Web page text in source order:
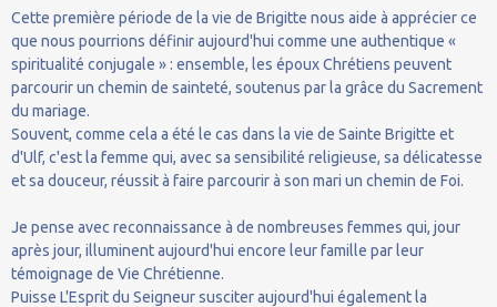
Cette première période de la vie de Brigitte nous aide à apprécier ce
que nous pourrions définir aujourd'hui comme une authentique «
spiritualité conjugale » : ensemble, les époux Chrétiens peuvent
parcourir un chemin de sainteté, soutenus par la grâce du Sacrement
du mariage.
Souvent, comme cela a été le cas dans la vie de Sainte Brigitte et
d'Ulf, c'est la femme qui, avec sa sensibilité religieuse, sa délicatesse
et sa douceur, réussit à faire parcourir à son mari un chemin de Foi.
Je pense avec reconnaissance à de nombreuses femmes qui, jour
après jour, illuminent aujourd'hui encore leur famille par leur
témoignage de Vie Chrétienne.
Puisse L'Esprit du Seigneur susciter aujourd'hui également la